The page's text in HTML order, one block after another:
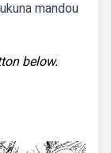
mandou
below.